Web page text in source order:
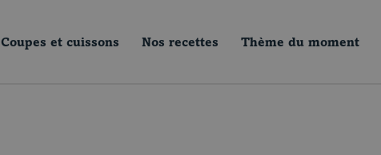
Coupes et cuissons Nos recettes Thème du moment